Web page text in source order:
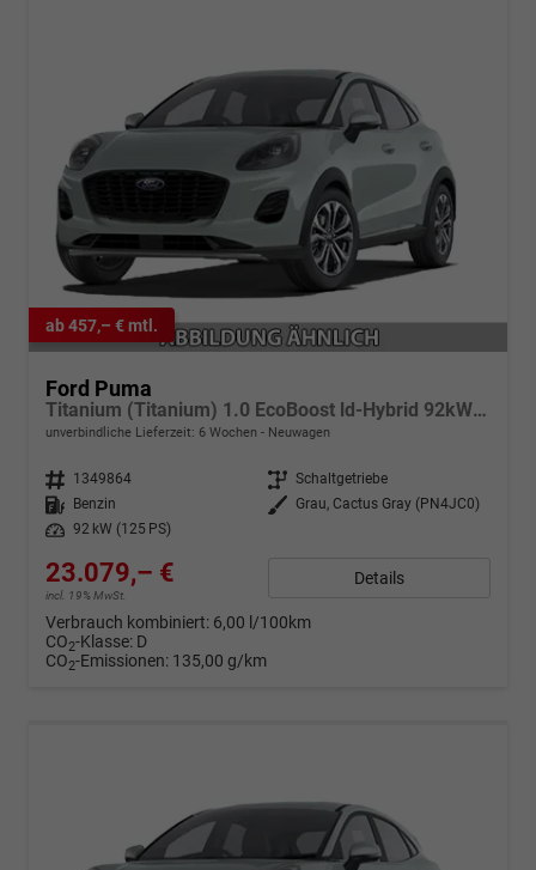
ab 457,– € mtl.
Ford Puma
Titanium (Titanium) 1.0 EcoBoost ld-Hybrid 92kW (125 PS) 7-Gang-DSG
unverbindliche Lieferzeit: 6 Wochen Neuwagen
Fahrzeugnr. 1349864 Getriebe Schaltgetriebe
Kraftstoff
Benzin Außenfarbe
Grau, Cactus Gray (PN4JC0)
Leistung
92 kW (125 PS)
23.079,– €
incl. 19% MwSt.
Details
Verbrauch kombiniert: 6,00 l/100km
CO2-Klasse: D
CO2-Emissionen: 135,00 g/km